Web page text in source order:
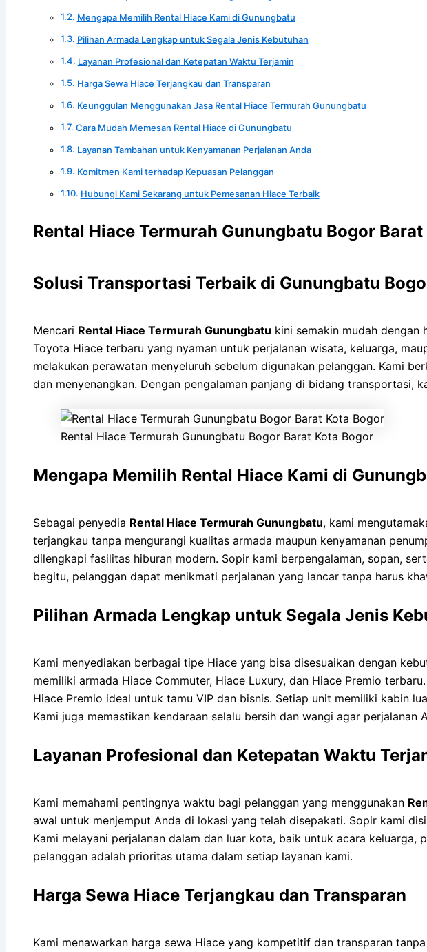
Mengapa Memilih Rental Hiace Kami di Gunungbatu
Pilihan Armada Lengkap untuk Segala Jenis Kebutuhan
Layanan Profesional dan Ketepatan Waktu Terjamin
Harga Sewa Hiace Terjangkau dan Transparan
Keunggulan Menggunakan Jasa Rental Hiace Termurah Gunungbatu
Cara Mudah Memesan Rental Hiace di Gunungbatu
Layanan Tambahan untuk Kenyamanan Perjalanan Anda
Komitmen Kami terhadap Kepuasan Pelanggan
Hubungi Kami Sekarang untuk Pemesanan Hiace Terbaik
Rental Hiace Termurah Gunungbatu Bogor
Solusi Transportasi Terbaik di Gunungbatu
Mencari Rental Hiace Termurah Gunungbatu kini semakin mudah dengan
Toyota Hiace terbaru yang nyaman untuk perjalanan wisata, keluarga,
melakukan perawatan menyeluruh sebelum digunakan pelanggan. Kami
dan menyenangkan. Dengan pengalaman panjang di bidang transportasi,
Rental Hiace Termurah Gunungbatu Bogor Barat Kota Bogor
Mengapa Memilih Rental Hiace Kami di
Sebagai penyedia Rental Hiace Termurah Gunungbatu, kami
terjangkau tanpa mengurangi kualitas armada maupun kenyamanan
dilengkapi fasilitas hiburan modern. Sopir kami berpengalaman, sopan,
begitu, pelanggan dapat menikmati perjalanan yang lancar tanpa harus
Pilihan Armada Lengkap untuk Segala Jenis
Kami menyediakan berbagai tipe Hiace yang bisa disesuaikan dengan
memiliki armada Hiace Commuter, Hiace Luxury, dan Hiace Premio
Hiace Premio ideal untuk tamu VIP dan bisnis. Setiap unit memiliki kabin
Kami juga memastikan kendaraan selalu bersih dan wangi agar perjalanan
Layanan Profesional dan Ketepatan Waktu
Kami memahami pentingnya waktu bagi pelanggan yang menggunakan
awal untuk menjemput Anda di lokasi yang telah disepakati. Sopir kami
Kami melayani perjalanan dalam dan luar kota, baik untuk acara
pelanggan adalah prioritas utama dalam setiap layanan kami.
Harga Sewa Hiace Terjangkau dan Transparan
Kami menawarkan harga sewa Hiace yang kompetitif dan transparan